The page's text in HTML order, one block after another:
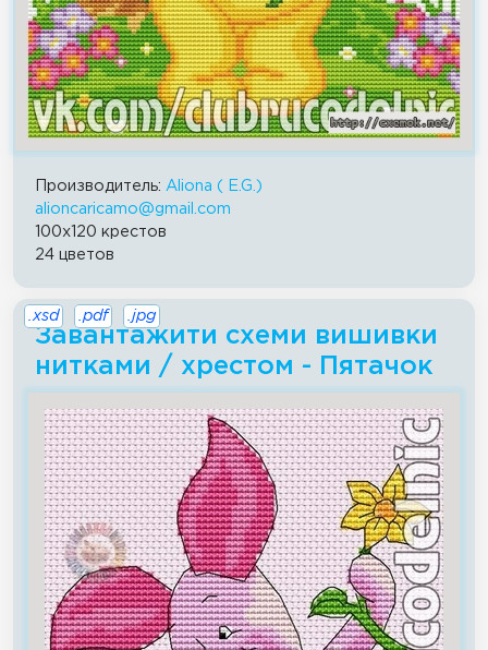
Производитель: Aliona ( E.G.)
alioncaricamo@gmail.com
100x120 крестов
24 цветов
Завантажити схеми вишивки
нитками / хрестом - Пятачок
.xsd .pdf .jpg